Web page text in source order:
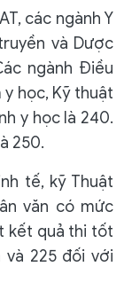
các ngành Y
và Dược
ngành Điều
học, Kỹ thuật
y học là 240.
250.
tế, kỹ Thuật
văn có mức
kết quả thi tốt
và 225 đối với